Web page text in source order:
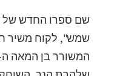
שם ספרו החדש של
שמש", לקוח משיר